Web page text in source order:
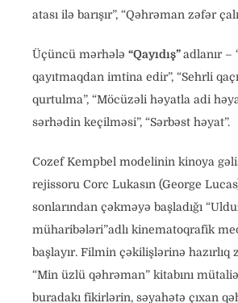
atası ilə barışır”, “Qəhrəman zəfər
Üçüncü mərhələ “Qayıdış”adlanır –
qayıtmaqdan imtina edir”, “Sehrli
qurtulma”, “Möcüzəli həyatla adi
sərhədin keçilməsi”, “Sərbəst həyat”.
Cozef Kempbel modelinin kinoya
rejissoru Corc Lukasın (George
sonlarından çəkməyə başladığı
müharibələri”adlı kinematoqrafik
başlayır. Filmin çəkilişlərinə hazırlıq
“Min üzlü qəhrəman” kitabını
buradakı fikirlərin, səyahətə çıxan